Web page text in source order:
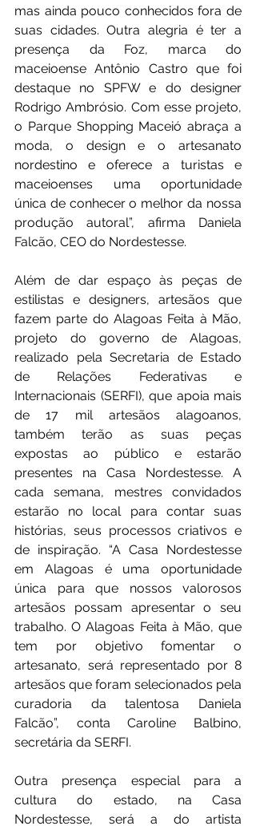
mas ainda pouco conhecidos fora de
suas cidades. Outra alegria é ter a
presença da Foz, marca do
maceioense Antônio Castro que foi
destaque no SPFW e do designer
Rodrigo Ambrósio. Com esse projeto,
o Parque Shopping Maceió abraça a
moda, o design e o artesanato
nordestino e oferece a turistas e
maceioenses uma oportunidade
única de conhecer o melhor da nossa
produção autoral”, afirma Daniela
Falcão, CEO do Nordestesse.
Além de dar espaço às peças de
estilistas e designers, artesãos que
fazem parte do Alagoas Feita à Mão,
projeto do governo de Alagoas,
realizado pela Secretaria de Estado
de Relações Federativas e
Internacionais (SERFI), que apoia mais
de 17 mil artesãos alagoanos,
também terão as suas peças
expostas ao público e estarão
presentes na Casa Nordestesse. A
cada semana, mestres convidados
estarão no local para contar suas
histórias, seus processos criativos e
de inspiração. “A Casa Nordestesse
em Alagoas é uma oportunidade
única para que nossos valorosos
artesãos possam apresentar o seu
trabalho. O Alagoas Feita à Mão, que
tem por objetivo fomentar o
artesanato, será representado por 8
artesãos que foram selecionados pela
curadoria da talentosa Daniela
Falcão”, conta Caroline Balbino,
secretária da SERFI.
Outra presença especial para a
cultura do estado, na Casa
Nordestesse, será a do artista